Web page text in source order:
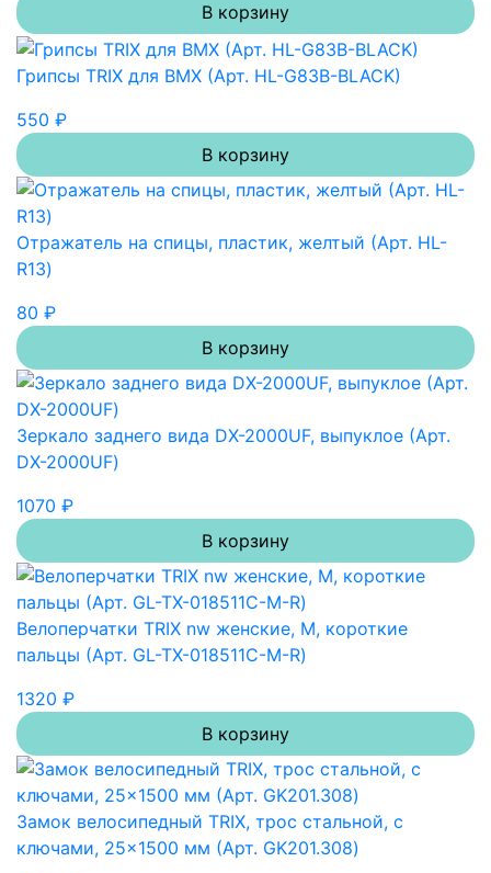
В корзину
Грипсы TRIX для BMX (Арт. HL-G83B-BLACK)
550 ₽
В корзину
Отражатель на спицы, пластик, желтый (Арт. HL-
R13)
80 ₽
В корзину
Зеркало заднего вида DX-2000UF, выпуклое (Арт.
DX-2000UF)
1070 ₽
В корзину
Велоперчатки TRIX nw женские, M, короткие
пальцы (Арт. GL-TX-018511C-M-R)
1320 ₽
В корзину
Замок велосипедный TRIX, трос стальной, с
ключами, 25×1500 мм (Арт. GK201.308)